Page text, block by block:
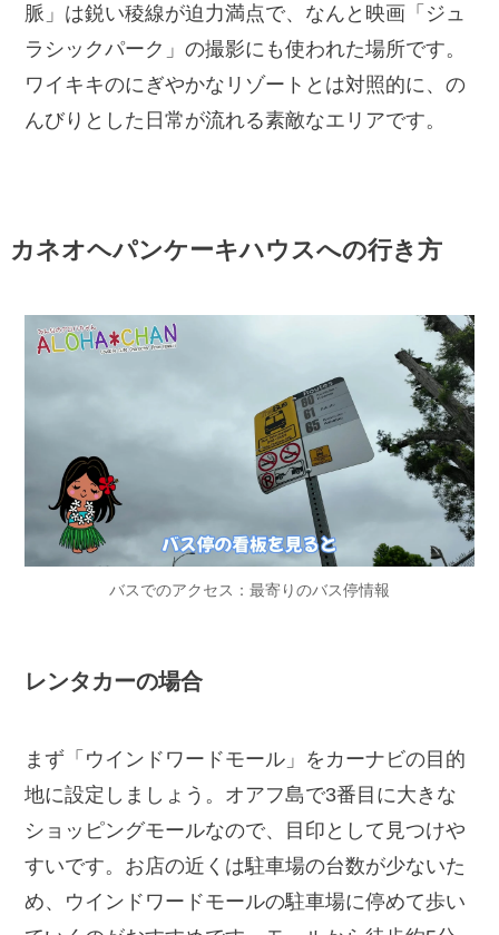
脈」は鋭い稜線が迫力満点で、なんと映画「ジュ
ラシックパーク」の撮影にも使われた場所です。
ワイキキのにぎやかなリゾートとは対照的に、の
んびりとした日常が流れる素敵なエリアです。
カネオヘパンケーキハウスへの行き方
バスでのアクセス：最寄りのバス停情報
レンタカーの場合
まず「ウインドワードモール」をカーナビの目的
地に設定しましょう。オアフ島で3番目に大きな
ショッピングモールなので、目印として見つけや
すいです。お店の近くは駐車場の台数が少ないた
め、ウインドワードモールの駐車場に停めて歩い